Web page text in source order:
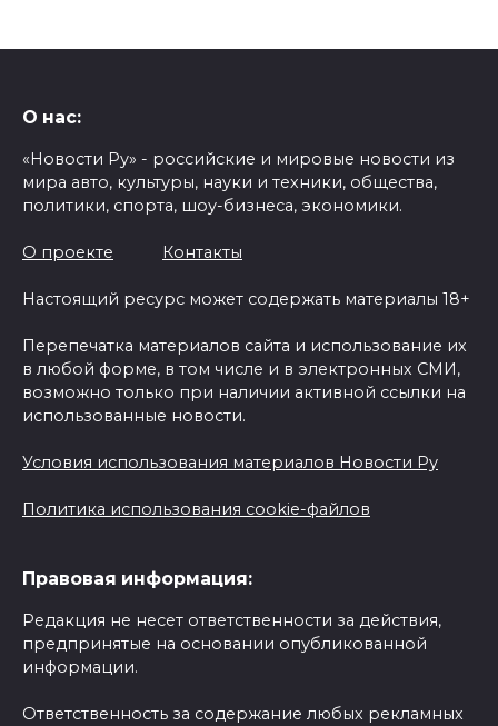
О нас:
«Новости Ру» - российские и мировые новости из
мира авто, культуры, науки и техники, общества,
политики, спорта, шоу-бизнеса, экономики.
О проекте Контакты
Настоящий ресурс может содержать материалы 18+
Перепечатка материалов сайта и использование их
в любой форме, в том числе и в электронных СМИ,
возможно только при наличии активной ссылки на
использованные новости.
Условия использования материалов Новости Ру
Политика использования cookie-файлов
Правовая информация:
Редакция не несет ответственности за действия,
предпринятые на основании опубликованной
информации.
Ответственность за содержание любых рекламных